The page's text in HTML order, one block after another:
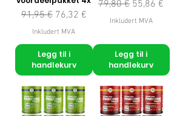
Vanlig pris
91,95 € Salgspris
76,32 €
Inkludert MVA
Legg til i
handlekurv
Vanlig pris
79,80 € Salgspris
55,86 €
Inkludert MVA
Legg til i
handlekurv